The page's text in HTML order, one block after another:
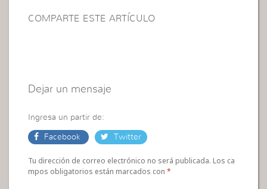
COMPARTE ESTE ARTÍCULO
Dejar un mensaje
Ingresa un partir de:
Facebook Twitter
Tu dirección de correo electrónico no será publicada. Los ca
mpos obligatorios están marcados con*